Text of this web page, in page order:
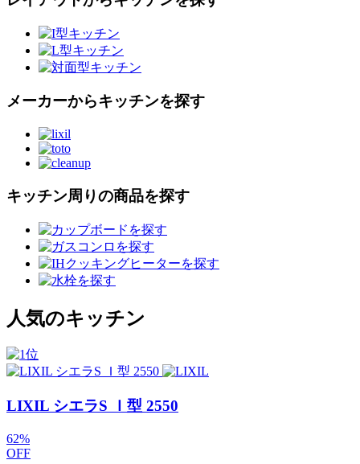
メーカーからキッチンを探す
キッチン周りの商品を探す
人気のキッチン
LIXIL シエラS Ｉ型 2550
62%
OFF